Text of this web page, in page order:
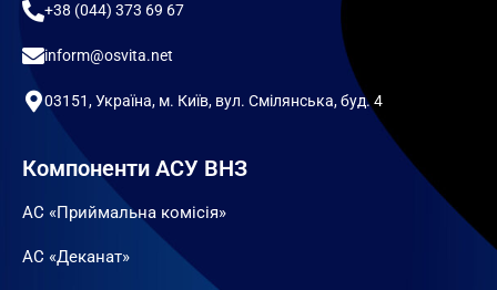
+38 (044) 373 69 67
inform@osvita.net
03151, Україна, м. Київ, вул. Смілянська, буд. 4
Компоненти АСУ ВНЗ
АС «Приймальна комісія»
АС «Деканат»